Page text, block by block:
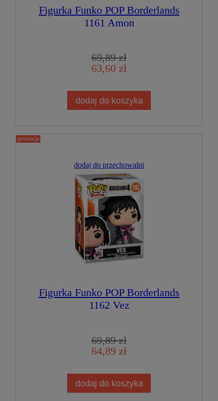
Figurka Funko POP Borderlands
1161 Amon
69,89 zł
63,60 zł
dodaj do koszyka
dodaj do przechowalni
Figurka Funko POP Borderlands
1162 Vez
69,89 zł
64,89 zł
dodaj do koszyka
promocja